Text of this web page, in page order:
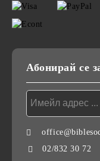
Абонирай се
02/832 30 72